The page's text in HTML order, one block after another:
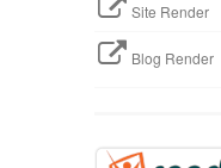
Site Render
Blog Render